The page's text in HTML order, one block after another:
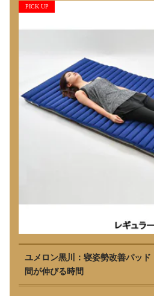
PICK UP
ユメロン黒川：寝姿勢改善パッ
間が伸びる時間